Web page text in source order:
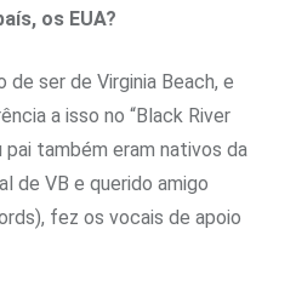
os EUA?
ser de Virginia Beach, e
a isso no “Black River
pai também eram nativos da
de VB e querido amigo
fez os vocais de apoio